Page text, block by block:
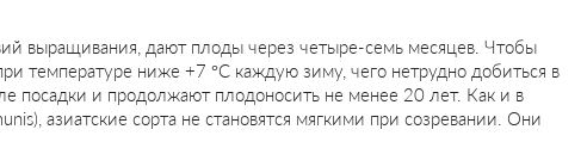
выращивания, дают плоды через четыре-семь месяцев. Чтобы
температуре ниже +7 °С каждую зиму, чего нетрудно добиться в
посадки и продолжают плодоносить не менее 20 лет. Как и в
азиатские сорта не становятся мягкими при созревании. Они